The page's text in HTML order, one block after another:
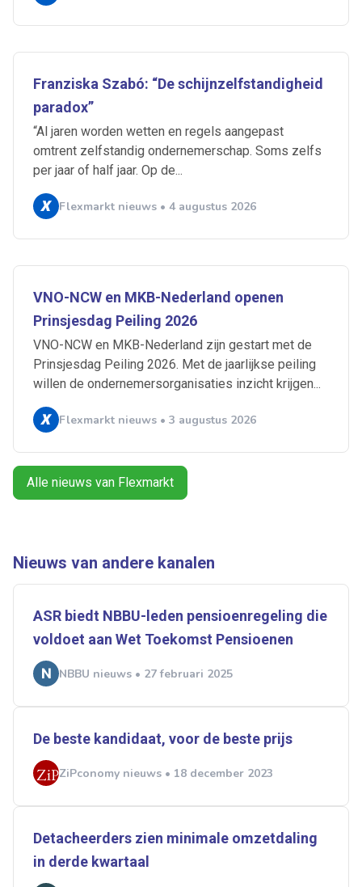
Franziska Szabó: “De schijnzelfstandigheid
paradox”
“Al jaren worden wetten en regels aangepast
omtrent zelfstandig ondernemerschap. Soms zelfs
per jaar of half jaar. Op de...
Flexmarkt nieuws • 4 augustus 2026
VNO-NCW en MKB-Nederland openen
Prinsjesdag Peiling 2026
VNO-NCW en MKB-Nederland zijn gestart met de
Prinsjesdag Peiling 2026. Met de jaarlijkse peiling
willen de ondernemersorganisaties inzicht krijgen...
Flexmarkt nieuws • 3 augustus 2026
Alle nieuws van Flexmarkt
Nieuws van andere kanalen
ASR biedt NBBU-leden pensioenregeling die
voldoet aan Wet Toekomst Pensioenen
NBBU nieuws • 27 februari 2025
De beste kandidaat, voor de beste prijs
ZiPconomy nieuws • 18 december 2023
Detacheerders zien minimale omzetdaling
in derde kwartaal
Ontvang vacatures direct in
je mailbox
Alerts ontvangen
Artikelen zoeken
Alles Ingezonden ABU
Bureau Cicero